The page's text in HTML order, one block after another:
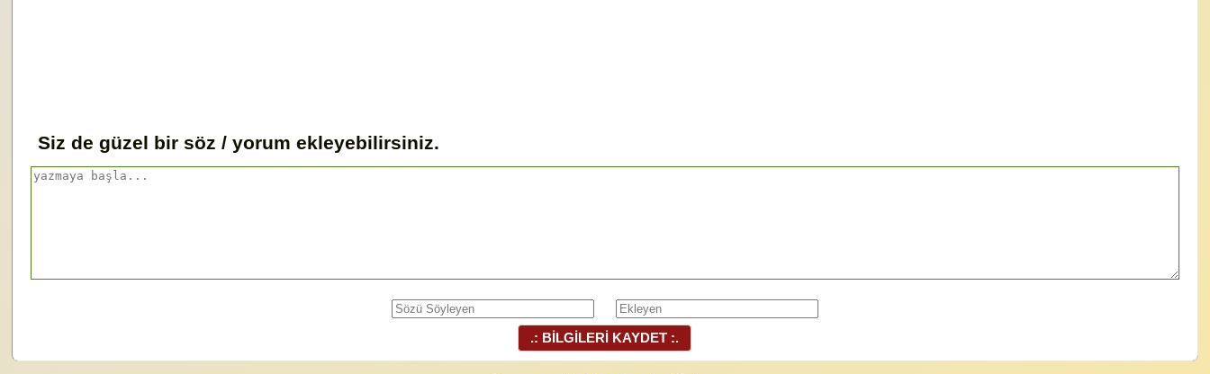
Siz de güzel bir söz / yorum ekleyebilirsiniz.
.: BİLGİLERİ KAYDET :.